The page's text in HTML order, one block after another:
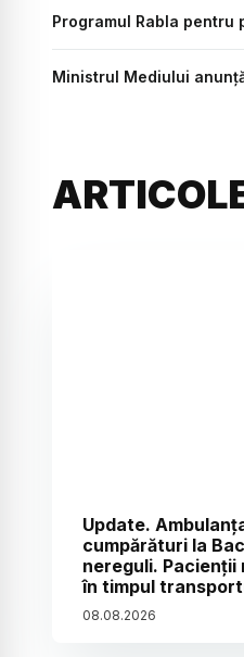
Programul Rabla
Ministrul Mediului
Update.
cumpărături la
nereguli.
în timpul
08.08.2026